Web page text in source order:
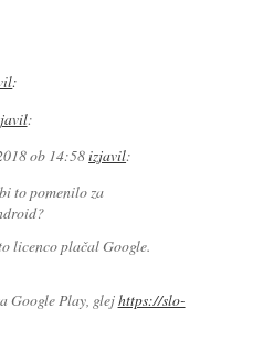
:
:
ob 14:58izjavil:
to pomenilo za
licenco plačal Google.
Google Play, glejhttps://slo-